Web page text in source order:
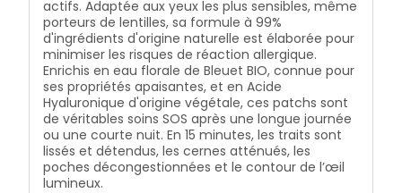
actifs. Adaptée aux yeux les plus sensibles, même
porteurs de lentilles, sa formule à 99%
d'ingrédients d'origine naturelle est élaborée pour
minimiser les risques de réaction allergique.
Enrichis en eau florale de Bleuet BIO, connue pour
ses propriétés apaisantes, et en Acide
Hyaluronique d'origine végétale, ces patchs sont
de véritables soins SOS après une longue journée
ou une courte nuit. En 15 minutes, les traits sont
lissés et détendus, les cernes atténués, les
poches décongestionnées et le contour de l’œil
lumineux.